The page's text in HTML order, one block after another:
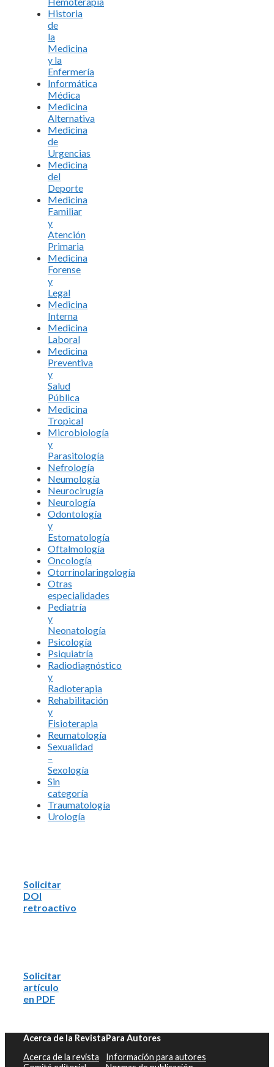
Historia
de
la
Medicina
y la
Enfermería
Informática
Médica
Medicina
Alternativa
Medicina
de
Urgencias
Medicina
del
Deporte
Medicina
Familiar
y
Atención
Primaria
Medicina
Forense
y
Legal
Medicina
Interna
Medicina
Laboral
Medicina
Preventiva
y
Salud
Pública
Medicina
Tropical
Microbiología
y
Parasitología
Nefrología
Neumología
Neurocirugía
Neurología
Odontología
y
Estomatología
Oftalmología
Oncología
Otorrinolaringología
Otras
especialidades
Pediatría
y
Neonatología
Psicología
Psiquiatría
Radiodiagnóstico
y
Radioterapia
Rehabilitación
y
Fisioterapia
Reumatología
Sexualidad
–
Sexología
Sin
categoría
Traumatología
Urología
Solicitar
DOI
retroactivo
Solicitar
artículo
en PDF
Acerca de la Revista
Acerca de la revista
Para Autores
Información para autores